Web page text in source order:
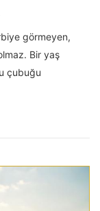
görmeyen,
Bir yaş
çubuğu